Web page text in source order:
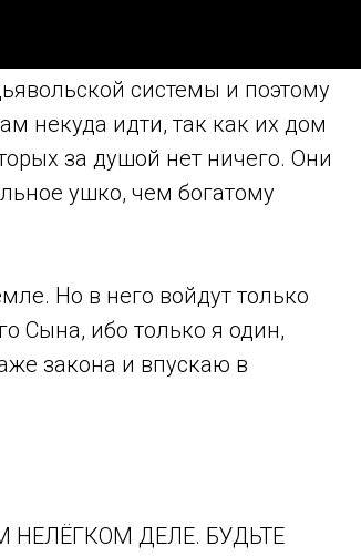
системы и поэтому
некуда идти, так как их дом
за душой нет ничего. Они
ушко, чем богатому
Но в него войдут только
Сына, ибо только я один,
закона и впускаю в
ДЕЛЕ. БУДЬТЕ